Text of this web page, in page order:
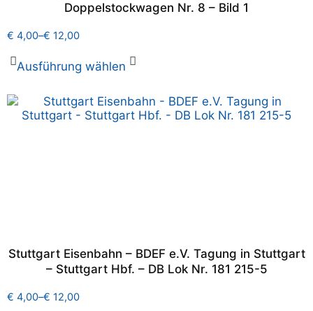
Doppelstockwagen Nr. 8 – Bild 1
€ 4,00–€ 12,00
Ausführung wählen
Stuttgart Eisenbahn – BDEF e.V. Tagung in Stuttgart
– Stuttgart Hbf. – DB Lok Nr. 181 215-5
€ 4,00–€ 12,00